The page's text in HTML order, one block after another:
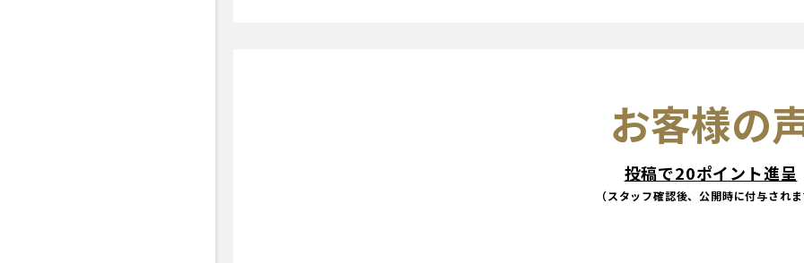
お客様の
投稿で20ポイント進呈
（スタッフ確認後、公開時に付与され